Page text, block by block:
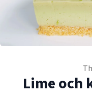
Lime och